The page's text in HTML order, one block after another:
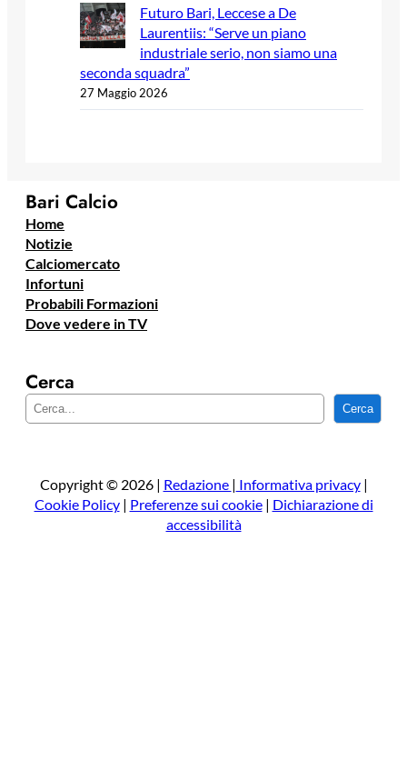
Futuro Bari, Leccese a De
Laurentiis: “Serve un piano
industriale serio, non siamo una
seconda squadra”
27 Maggio 2026
Bari Calcio
Home
Notizie
Calciomercato
Infortuni
Probabili Formazioni
Dove vedere in TV
Cerca
e
a
Cerca
Copyright © 2026 | Redazione | Informativa privacy|
Cookie Policy| Preferenze sui cookie| Dichiarazione di
accessibilità